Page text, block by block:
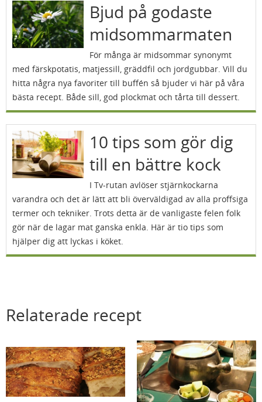
Bjud på godaste
midsommarmaten
För många är midsommar synonymt
med färskpotatis, matjessill, gräddfil och jordgubbar. Vill du
hitta några nya favoriter till buffén så bjuder vi här på våra
bästa recept. Både sill, god plockmat och tårta till dessert.
10 tips som gör dig
till en bättre kock
I Tv-rutan avlöser stjärnkockarna
varandra och det är lätt att bli överväldigad av alla proffsiga
termer och tekniker. Trots detta är de vanligaste felen folk
gör när de lagar mat ganska enkla. Här är tio tips som
hjälper dig att lyckas i köket.
Relaterade recept